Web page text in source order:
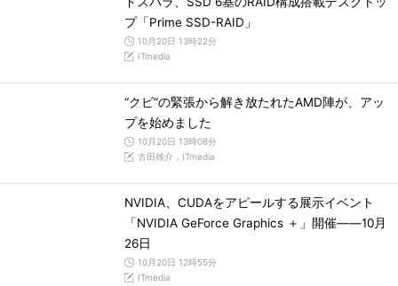
プ「Prime SSD-RAID」
10月20日 13時22分
ITmedia
“クビ”の緊張から解き放たれたAMD陣が、アッ
プを始めました
10月20日 13時08分
古田雄介，ITmedia
NVIDIA、CUDAをアピールする展示イベント
「NVIDIA GeForce Graphics ＋」開催――10月
26日
10月20日 12時55分
ITmedia